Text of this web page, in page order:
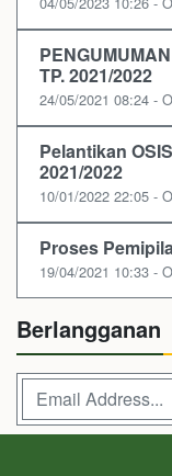
TP. 2021/2022
24/05/2021 08:24 -
Pelantikan
2021/2022
10/01/2022 22:05 -
Proses
19/04/2021 10:33 -
Berlangganan